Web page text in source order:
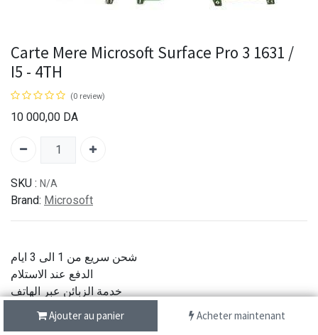
Ajouter au panier Acheter maintenant
Carte Mere Microsoft Surface Pro 3 1631 /
I5 - 4TH
(0 review)
10 000,00 DA
SKU : N/A
Brand: Microsoft
شحن سريع من 1 الى 3 ايام
الدفع عند الاستلام
خدمة الزبائن عبر الهاتف
جودة اصلية